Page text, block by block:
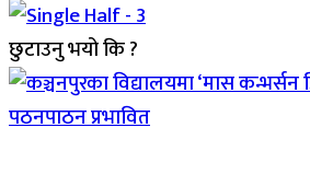
छुटाउनु भयो कि ?